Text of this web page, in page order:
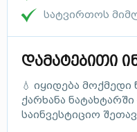
სატვირთოს
დამატებითი
💧 იყიდება
ქარხანა
საინვესტიციო